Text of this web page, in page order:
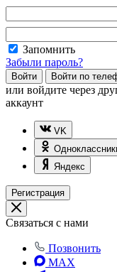
Запомнить
Забыли пароль?
Войти Войти по
или войдите через
аккаунт
VK
Яндекс
Регистрация
Связаться с нами
Позвонить
MAX